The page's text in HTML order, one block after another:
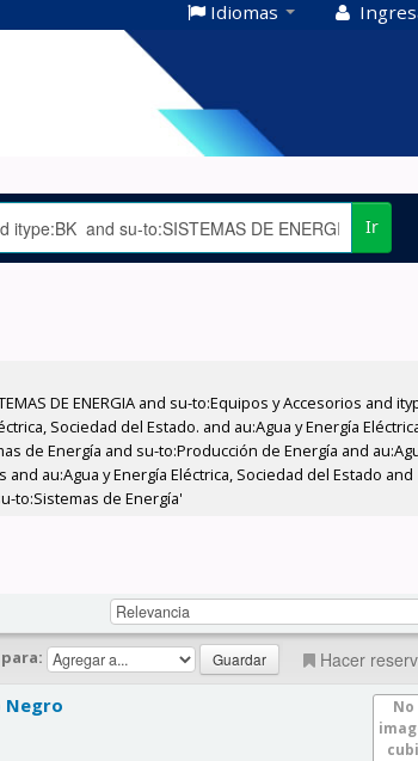
Idiomas
Ir
DE ENERGIA and su-to:Equipos y Accesorios and
Sociedad del Estado. and au:Agua y Energía
de Energía and su-to:Producción de Energía and
au:Agua y Energía Eléctrica, Sociedad del Estado and
to:Sistemas de Energía'
Hacer
No
Negro